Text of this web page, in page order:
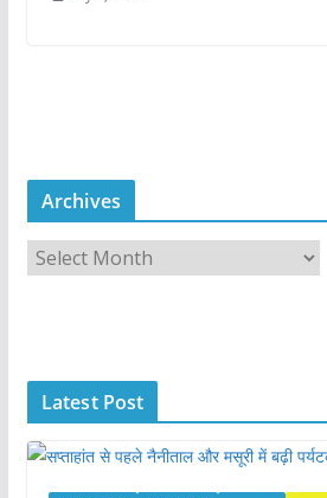
Archives
r
e
s
Latest Post